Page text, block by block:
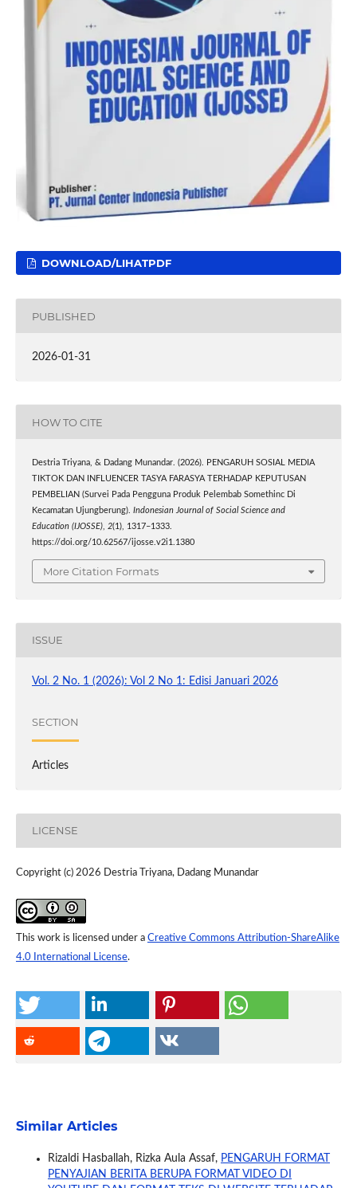
DOWNLOAD/LIHATPDF
PUBLISHED
2026-01-31
HOW TO CITE
Destria Triyana, & Dadang Munandar. (2026). PENGARUH SOSIAL MEDIA
TIKTOK DAN INFLUENCER TASYA FARASYA TERHADAP KEPUTUSAN
PEMBELIAN (Survei Pada Pengguna Produk Pelembab Somethinc Di
Kecamatan Ujungberung). Indonesian Journal of Social Science and
Education (IJOSSE), 2(1), 1317–1333.
https://doi.org/10.62567/ijosse.v2i1.1380
More Citation Formats
ISSUE
Vol. 2 No. 1 (2026): Vol 2 No 1: Edisi Januari 2026
SECTION
Articles
LICENSE
Copyright (c) 2026 Destria Triyana, Dadang Munandar
This work is licensed under a Creative Commons Attribution-ShareAlike
4.0 International License.
Similar Articles
Rizaldi Hasballah, Rizka Aula Assaf, PENGARUH FORMAT
PENYAJIAN BERITA BERUPA FORMAT VIDEO DI